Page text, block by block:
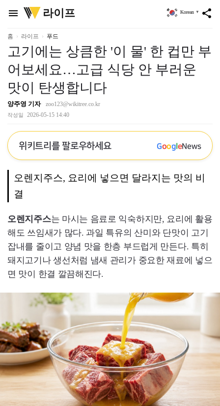
menu
위
키
리
라이프 share
Korean ▼
홈 라이프 푸드
고기에는 상큼한 '이 물' 한 컵만 부
어보세요…고급 식당 안 부러운
맛이 탄생합니다
양주영 기자 zoo123@wikitree.co.kr
작성일 2026-05-15 14:40
위키트리를 팔로우하세요 GoogleNews
오렌지주스, 요리에 넣으면 달라지는 맛의 비
결
오렌지주스는 마시는 음료로 익숙하지만, 요리에 활용
해도 쓰임새가 많다. 과일 특유의 산미와 단맛이 고기
잡내를 줄이고 양념 맛을 한층 부드럽게 만든다. 특히
돼지고기나 생선처럼 냄새 관리가 중요한 재료에 넣으
면 맛이 한결 깔끔해진다.